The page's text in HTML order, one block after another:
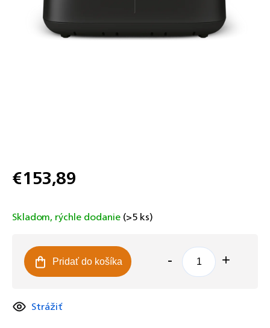
€153,89
cena:
Skladom, rýchle dodanie(>5 ks)
Pridať do košíka
Strážiť